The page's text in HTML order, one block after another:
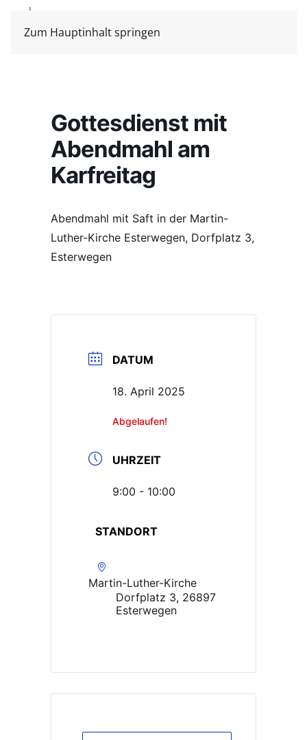
Zum Hauptinhalt springen
Gottesdienst mit
Abendmahl am
Karfreitag
Abendmahl mit Saft in der Martin-
Luther-Kirche Esterwegen, Dorfplatz 3,
Esterwegen
DATUM
18. April 2025
Abgelaufen!
UHRZEIT
9:00 - 10:00
STANDORT
Martin-Luther-Kirche
Dorfplatz 3, 26897
Esterwegen